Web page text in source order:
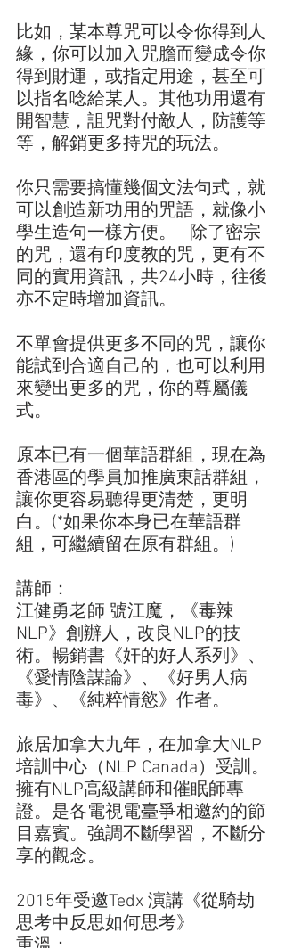
比如，某本尊咒可以令你得到人
緣，你可以加入咒膽而變成令你
得到財運，或指定用途，甚至可
以指名唸給某人。其他功用還有
開智慧，詛咒對付敵人，防護等
等，解銷更多持咒的玩法。
你只需要搞懂幾個文法句式，就
可以創造新功用的咒語，就像小
學生造句一樣方便。   除了密宗
的咒，還有印度教的咒，更有不
同的實用資訊，共24小時，往後
亦不定時增加資訊。
不單會提供更多不同的咒，讓你
能試到合適自己的，也可以利用
來變出更多的咒，你的尊屬儀
式。
原本已有一個華語群組，現在為
香港區的學員加推廣東話群組，
讓你更容易聽得更清楚，更明
白。(*如果你本身已在華語群
組，可繼續留在原有群組。)
講師：
江健勇老師 號江魔，《毒辣
NLP》創辦人，改良NLP的技
術。暢銷書《奸的好人系列》、
《愛情陰謀論》、《好男人病
毒》、《純粹情慾》作者。
旅居加拿大九年，在加拿大NLP
培訓中心（NLP Canada）受訓。
擁有NLP高級講師和催眠師專
證。是各電視電臺爭相邀約的節
目嘉賓。強調不斷學習，不斷分
享的觀念。
2015年受邀Tedx 演講《從騎劫
思考中反思如何思考》